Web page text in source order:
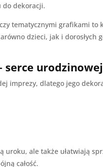
do dekoracji.
tematycznymi grafikami
dzieci, jak i dorosłych
serce
imprezy, dlatego jego
uroku, ale także ułatwiają
całość.